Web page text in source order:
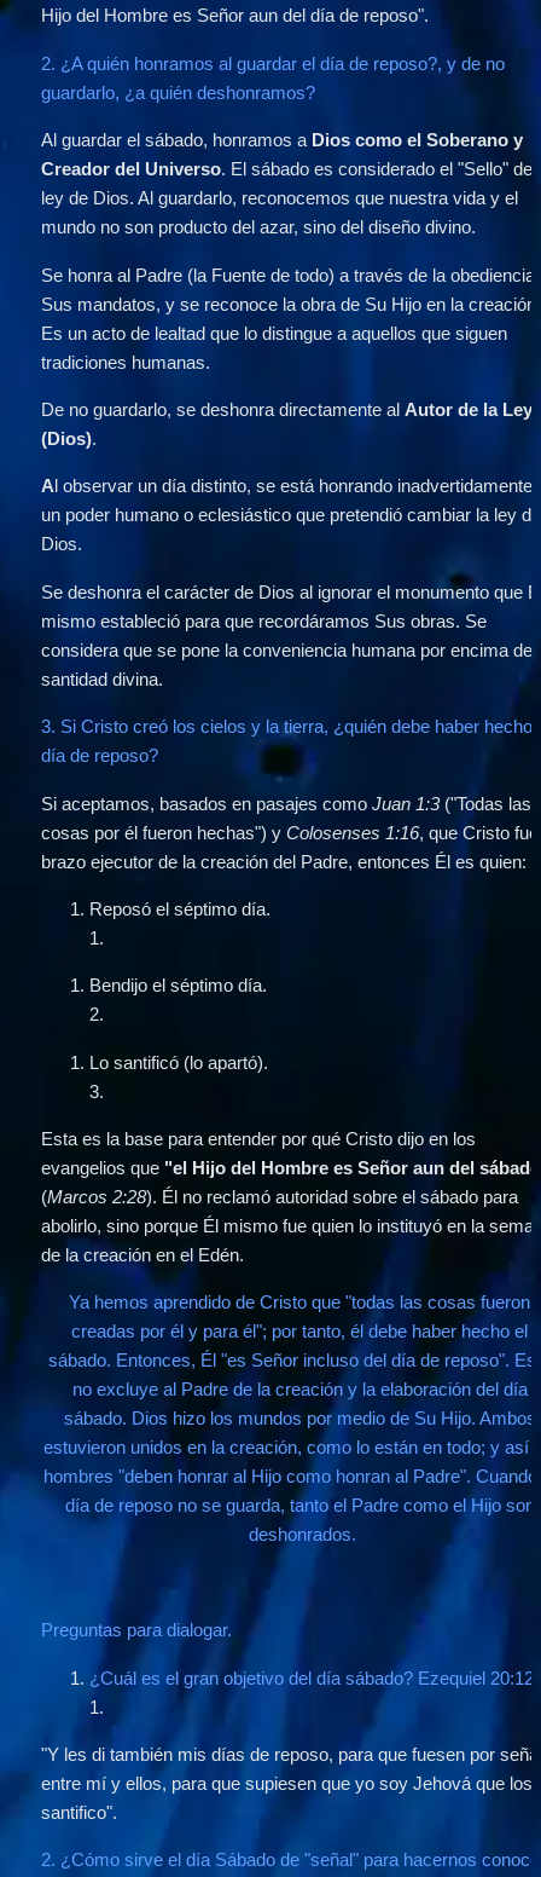
Hijo del Hombre es Señor aun del día de reposo".
2. ¿A quién honramos al guardar el día de reposo?, y de no
guardarlo, ¿a quién deshonramos?
Al guardar el sábado, honramos a Dios como el Soberano y
Creador del Universo. El sábado es considerado el "Sello" de
ley de Dios. Al guardarlo, reconocemos que nuestra vida y el
mundo no son producto del azar, sino del diseño divino.
Se honra al Padre (la Fuente de todo) a través de la obediencia
Sus mandatos, y se reconoce la obra de Su Hijo en la creación.
Es un acto de lealtad que lo distingue a aquellos que siguen
tradiciones humanas.
De no guardarlo, se deshonra directamente al Autor de la Ley
(Dios).
Al observar un día distinto, se está honrando inadvertidamente
un poder humano o eclesiástico que pretendió cambiar la ley de
Dios.
Se deshonra el carácter de Dios al ignorar el monumento que
mismo estableció para que recordáramos Sus obras. Se
considera que se pone la conveniencia humana por encima de
santidad divina.
3. Si Cristo creó los cielos y la tierra, ¿quién debe haber hecho
día de reposo?
Si aceptamos, basados en pasajes como Juan 1:3 ("Todas las
cosas por él fueron hechas") y Colosenses 1:16, que Cristo
brazo ejecutor de la creación del Padre, entonces Él es quien:
Reposó el séptimo día.
1.
Bendijo el séptimo día.
2.
Lo santificó (lo apartó).
3.
Esta es la base para entender por qué Cristo dijo en los
evangelios que "el Hijo del Hombre es Señor aun del
(Marcos 2:28). Él no reclamó autoridad sobre el sábado para
abolirlo, sino porque Él mismo fue quien lo instituyó en la
de la creación en el Edén.
Ya hemos aprendido de Cristo que "todas las cosas fueron
creadas por él y para él"; por tanto, él debe haber hecho el
sábado. Entonces, Él "es Señor incluso del día de reposo".
no excluye al Padre de la creación y la elaboración del día
sábado. Dios hizo los mundos por medio de Su Hijo. Ambos
estuvieron unidos en la creación, como lo están en todo; y así
hombres "deben honrar al Hijo como honran al Padre". Cuando
día de reposo no se guarda, tanto el Padre como el Hijo son
deshonrados.
Preguntas para dialogar.
¿Cuál es el gran objetivo del día sábado? Ezequiel 20:12.
1.
"Y les di también mis días de reposo, para que fuesen por
entre mí y ellos, para que supiesen que yo soy Jehová que los
santifico".
2. ¿Cómo sirve el día Sábado de "señal" para hacernos